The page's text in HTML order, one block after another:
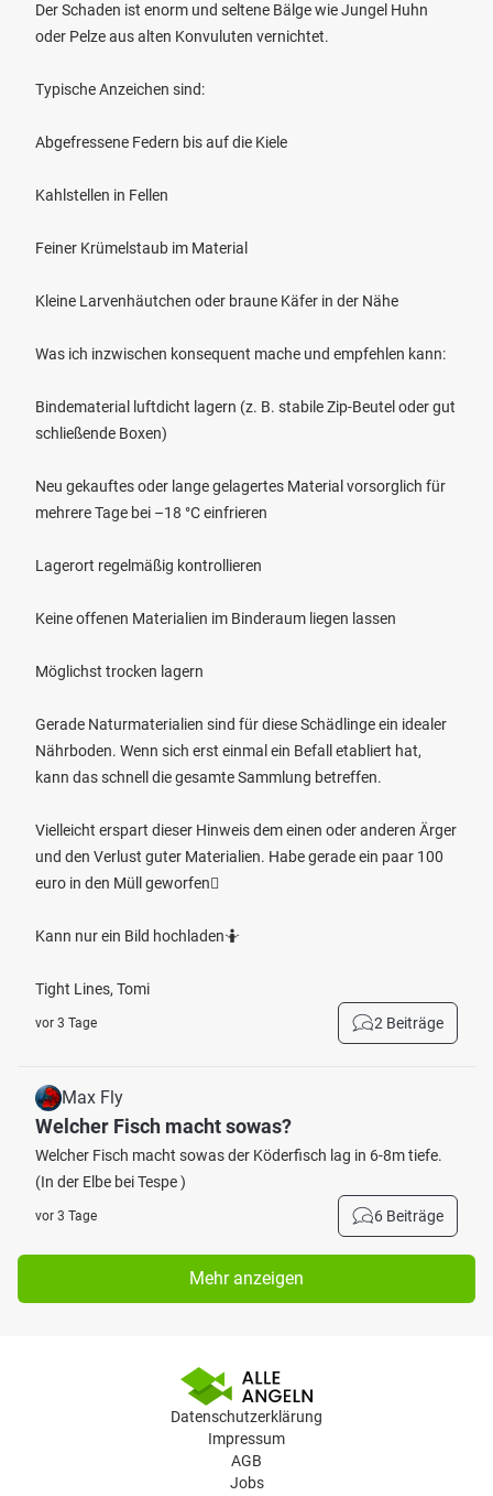
Der Schaden ist enorm und seltene Bälge wie Jungel Huhn
oder Pelze aus alten Konvuluten vernichtet.
Typische Anzeichen sind:
Abgefressene Federn bis auf die Kiele
Kahlstellen in Fellen
Feiner Krümelstaub im Material
Kleine Larvenhäutchen oder braune Käfer in der Nähe
Was ich inzwischen konsequent mache und empfehlen kann:
Bindematerial luftdicht lagern (z. B. stabile Zip-Beutel oder gut
schließende Boxen)
Neu gekauftes oder lange gelagertes Material vorsorglich für
mehrere Tage bei –18 °C einfrieren
Lagerort regelmäßig kontrollieren
Keine offenen Materialien im Binderaum liegen lassen
Möglichst trocken lagern
Gerade Naturmaterialien sind für diese Schädlinge ein idealer
Nährboden. Wenn sich erst einmal ein Befall etabliert hat,
kann das schnell die gesamte Sammlung betreffen.
Vielleicht erspart dieser Hinweis dem einen oder anderen Ärger
und den Verlust guter Materialien. Habe gerade ein paar 100
euro in den Müll geworfen🫩
Kann nur ein Bild hochladen🤷
Tight Lines, Tomi
vor 3 Tage 2 Beiträge
Max Fly
Welcher Fisch macht sowas?
Welcher Fisch macht sowas der Köderfisch lag in 6-8m tiefe.
(In der Elbe bei Tespe )
vor 3 Tage 6 Beiträge
Mehr anzeigen
Datenschutzerklärung
Impressum
AGB
Jobs